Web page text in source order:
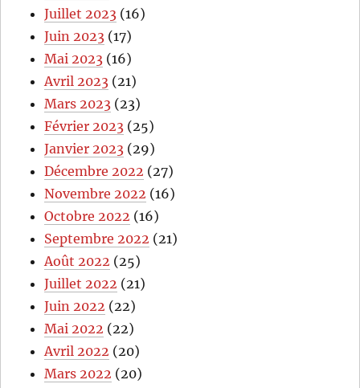
Juillet 2023 (16)
Juin 2023 (17)
Mai 2023 (16)
Avril 2023 (21)
Mars 2023 (23)
Février 2023 (25)
Janvier 2023 (29)
Décembre 2022 (27)
Novembre 2022 (16)
Octobre 2022 (16)
Septembre 2022 (21)
Août 2022 (25)
Juillet 2022 (21)
Juin 2022 (22)
Mai 2022 (22)
Avril 2022 (20)
Mars 2022 (20)